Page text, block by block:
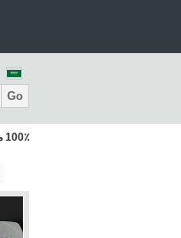
Go
100٪ مادة النايلون عالية المتانة 100 ميكرون الغذاء الصف النايلون تصفية الدقيق شبكة